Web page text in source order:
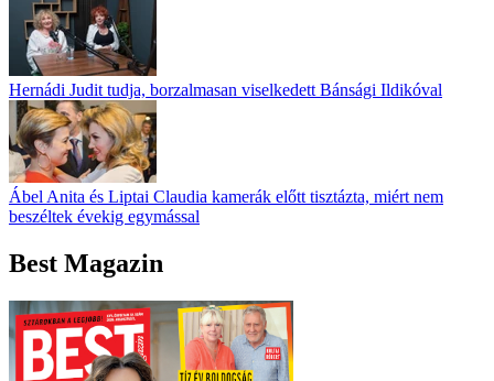
Hernádi Judit tudja, borzalmasan viselkedett Bánsági Ildikóval
Ábel Anita és Liptai Claudia kamerák előtt tisztázta, miért nem
beszéltek évekig egymással
Best Magazin